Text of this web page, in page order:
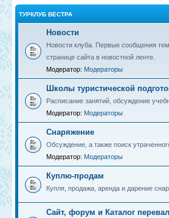
ТУРКЛУБ ВЕСТРА
Новости
Новости клуба. Первые сообщения
странице сайта в новостной ленте.
Модератор: Модераторы
Школы туристической
Расписание занятий, обсуждение
Модератор: Модераторы
Снаряжение
Обсуждение, а также поиск
Модератор: Модераторы
Куплю-продам
Купля, продажа, аренда и дарение
Сайт, форум и Каталог